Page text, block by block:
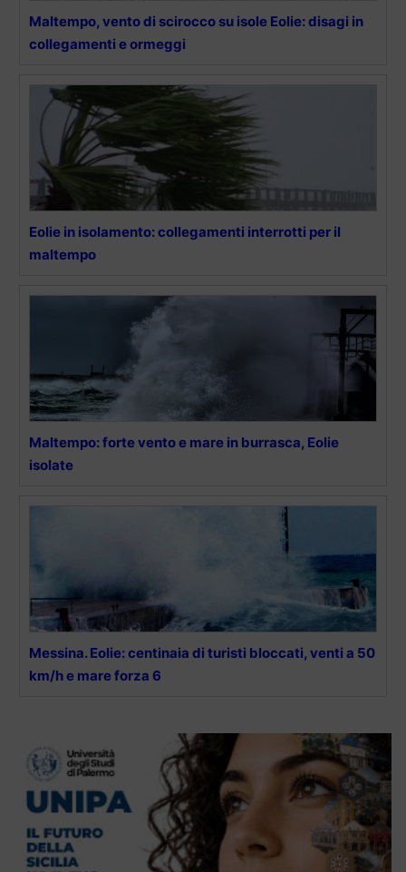
Maltempo, vento di scirocco su isole Eolie: disagi in
collegamenti e ormeggi
Eolie in isolamento: collegamenti interrotti per il
maltempo
Maltempo: forte vento e mare in burrasca, Eolie
isolate
Messina. Eolie: centinaia di turisti bloccati, venti a 50
km/h e mare forza 6